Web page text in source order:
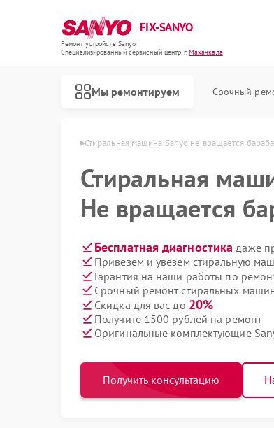
FIX-SANYO
Ремонт устройств Sanyo
Специализированный cервисный центр г.Махачкала
Мы ремонтируем Срочный
Стиральная машина Sanyo не вращается
Стиральная
Не вращается
Бесплатная диагностика даже
Привезем и увезем стиральную
Гарантия на наши работы по
Срочный ремонт стиральных
Скидка для вас до 20%
Получите 1500 рублей на ремонт
Оригинальные комплектующие
Получить консультацию